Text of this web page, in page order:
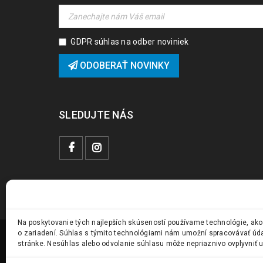
Na poskytovanie tých najlepších skúseností používame technológie,
o zariadení. Súhlas s týmito technológiami nám umožní spracovávať
stránke. Nesúhlas alebo odvolanie súhlasu môže nepriaznivo ovplyvniť
GDPR súhlas na odber noviniek
ODOBERAŤ NOVINKY
SLEDUJTE NÁS